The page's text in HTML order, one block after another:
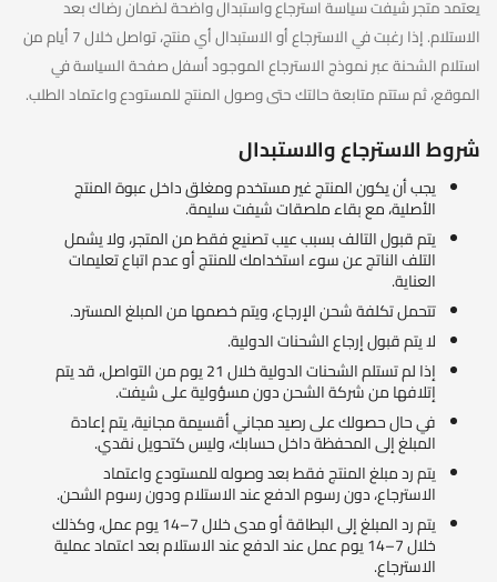
يعتمد متجر شيفت سياسة استرجاع واستبدال واضحة لضمان رضاك بعد
الاستلام. إذا رغبت في الاسترجاع أو الاستبدال أي منتج، تواصل خلال 7 أيام من
استلام الشحنة عبر نموذج الاسترجاع الموجود أسفل صفحة السياسة في
الموقع، ثم ستتم متابعة حالتك حتى وصول المنتج للمستودع واعتماد الطلب.
شروط الاسترجاع والاستبدال
يجب أن يكون المنتج غير مستخدم ومغلق داخل عبوة المنتج
الأصلية، مع بقاء ملصقات شيفت سليمة.
يتم قبول التالف بسبب عيب تصنيع فقط من المتجر، ولا يشمل
التلف الناتج عن سوء استخدامك للمنتج أو عدم اتباع تعليمات
العناية.
تتحمل تكلفة شحن الإرجاع، ويتم خصمها من المبلغ المسترد.
لا يتم قبول إرجاع الشحنات الدولية.
إذا لم تستلم الشحنات الدولية خلال 21 يوم من التواصل، قد يتم
إتلافها من شركة الشحن دون مسؤولية على شيفت.
في حال حصولك على رصيد مجاني أقسيمة مجانية، يتم إعادة
المبلغ إلى المحفظة داخل حسابك، وليس كتحويل نقدي.
يتم رد مبلغ المنتج فقط بعد وصوله للمستودع واعتماد
الاسترجاع، دون رسوم الدفع عند الاستلام ودون رسوم الشحن.
يتم رد المبلغ إلى البطاقة أو مدى خلال 7–14 يوم عمل، وكذلك
خلال 7–14 يوم عمل عند الدفع عند الاستلام بعد اعتماد عملية
الاسترجاع.